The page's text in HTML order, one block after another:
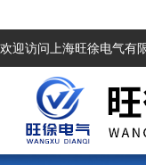
欢迎访问上海旺徐电气有